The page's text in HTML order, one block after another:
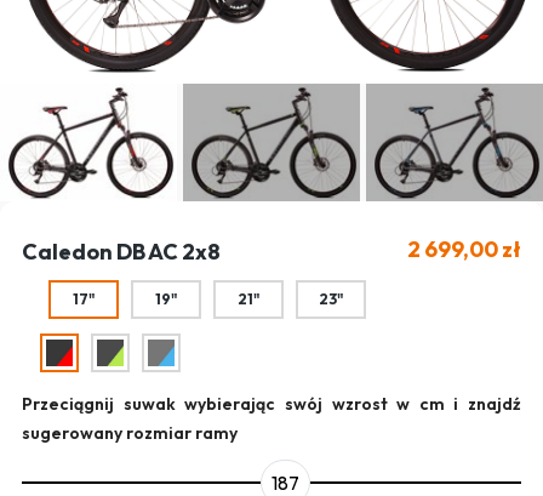
Caledon DB AC 2x8 2 699,00 zł
Przeciągnij suwak wybierając swój wzrost w cm i znajdź
sugerowany rozmiar ramy
187
17" 19" 21" 23"